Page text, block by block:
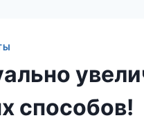
способов!